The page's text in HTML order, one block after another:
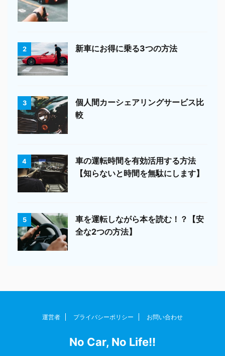
2 新車にお得に乗る3つの方法
3
個人間カーシェアリングサービス比
較
4
車の運転時間を有効活用する方法
【知らないと時間を無駄にします】
5
車を運転しながら本を読む！？【安
全な2つの方法】
運営者 プライバシーポリシー お問い合わせ
No Car, No Life!!